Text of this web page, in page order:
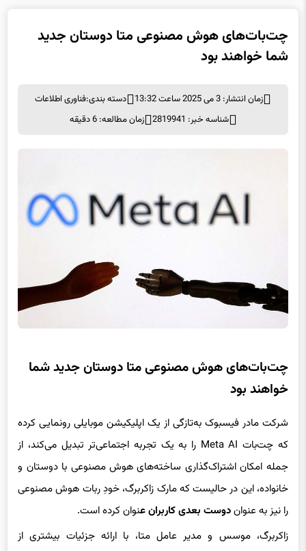
شما خواهند بود
شناسه خبر: 2819941
زمان مطالعه: 6 دقیقه
خواهند بود
که چت‌بات Meta AI را به یک تجربه اجتماعی‌تر تبدیل می‌کند، از
جمله امکان اشتراک‌گذاری ساخته‌های هوش مصنوعی با دوستان و
خانواده، این در حالیست که مارک زاکربرگ، خودِ ربات هوش مصنوعی
را نیز به عنواندوست بعدی کاربران عنوان کرده است.
زاکربرگ، موسس و مدیر عامل متا، با ارائه جزئیات بیشتری از
برنامه‌های این شرکت برای توسعه نسل جدیدی از ربات‌های هوش